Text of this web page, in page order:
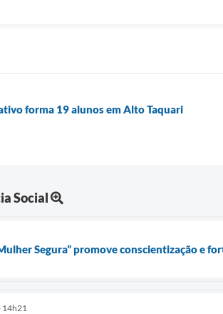
forma 19 alunos em Alto Taquari
Social
Segura” promove conscientização e
14h21